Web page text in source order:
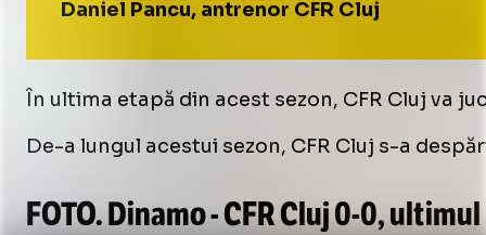
Daniel Pancu, antrenor CFR Cluj
În ultima etapă din acest sezon, CFR Cluj va
De-a lungul acestui sezon, CFR Cluj s-a
FOTO. Dinamo - CFR Cluj0-0, ultimul